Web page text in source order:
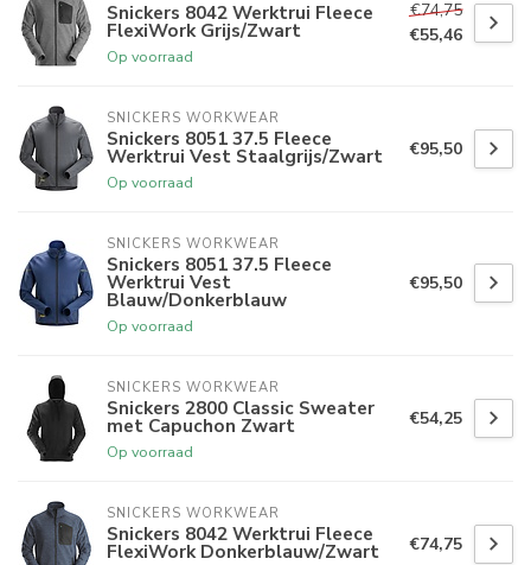
Snickers 8042 Werktrui Fleece
FlexiWork Grijs/Zwart
Op voorraad
€74,75
€55,46
SNICKERS WORKWEAR
Snickers 8051 37.5 Fleece
Werktrui Vest Staalgrijs/Zwart
Op voorraad
€95,50
SNICKERS WORKWEAR
Snickers 8051 37.5 Fleece
Werktrui Vest
Blauw/Donkerblauw
Op voorraad
€95,50
SNICKERS WORKWEAR
Snickers 2800 Classic Sweater
met Capuchon Zwart
Op voorraad
€54,25
SNICKERS WORKWEAR
Snickers 8042 Werktrui Fleece
FlexiWork Donkerblauw/Zwart €74,75